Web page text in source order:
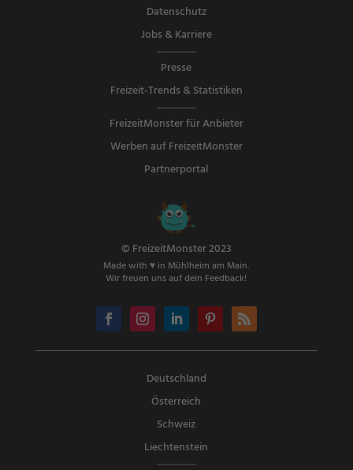
Datenschutz
Jobs & Karriere
Presse
Freizeit-Trends & Statistiken
FreizeitMonster für Anbieter
Werben auf FreizeitMonster
Partnerportal
© FreizeitMonster 2023
Made with ♥ in Mühlheim am Main.
Wir freuen uns auf dein Feedback!
Deutschland
Österreich
Schweiz
Liechtenstein